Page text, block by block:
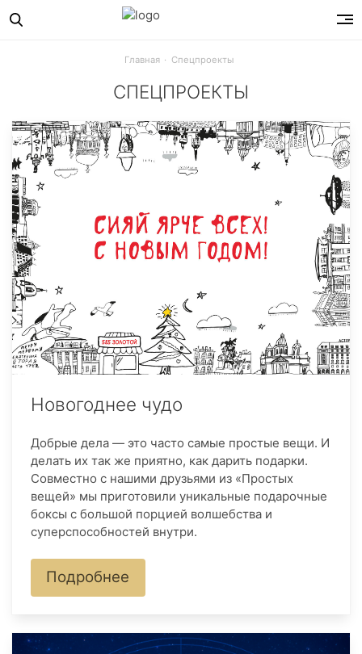
Главная Спецпроекты
СПЕЦПРОЕКТЫ
Новогоднее чудо
Добрые дела — это часто самые простые вещи. И
делать их так же приятно, как дарить подарки.
Совместно с нашими друзьями из «Простых
вещей» мы приготовили уникальные подарочные
боксы с большой порцией волшебства и
суперспособностей внутри.
Подробнее